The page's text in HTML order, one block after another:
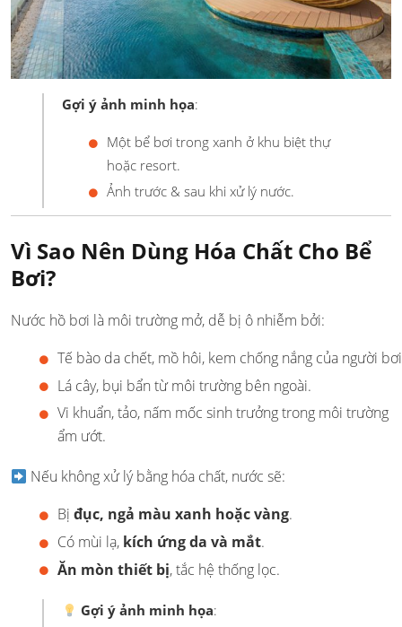
Gợi ý ảnh minh họa:
Một bể bơi trong xanh ở khu biệt thự
hoặc resort.
Ảnh trước & sau khi xử lý nước.
Vì Sao Nên Dùng Hóa Chất Cho Bể
Bơi?
Nước hồ bơi là môi trường mở, dễ bị ô nhiễm bởi:
Tế bào da chết, mồ hôi, kem chống nắng của người
Lá cây, bụi bẩn từ môi trường bên ngoài.
Vi khuẩn, tảo, nấm mốc sinh trưởng trong môi trường
ẩm ướt.
Nếu không xử lý bằng hóa chất, nước sẽ:
Bị đục, ngả màu xanh hoặc vàng.
Có mùi lạ, kích ứng da và mắt.
Ăn mòn thiết bị, tắc hệ thống lọc.
Gợi ý ảnh minh họa: